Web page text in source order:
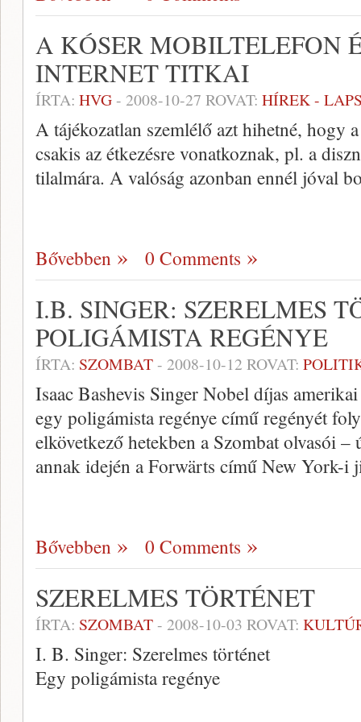
A KÓSER MOBILTELEFON
INTERNET TITKAI
ÍRTA: HVG- 2008-10-27 ROVAT: HÍREK -
A tájékozatlan szemlélő azt hihetné, hogy
csakis az étkezésre vonatkoznak, pl. a
tilalmára. A valóság azonban ennél jóval
Bővebben 0 Comments
I.B. SINGER: SZERELMES
POLIGÁMISTA REGÉNYE
ÍRTA: SZOMBAT- 2008-10-12 ROVAT:
Isaac Bashevis Singer Nobel díjas
egy poligámista regénye című regényét
elkövetkező hetekben a Szombat olvasói
annak idején a Forwärts című New York-
Bővebben 0 Comments
SZERELMES TÖRTÉNET
ÍRTA: SZOMBAT- 2008-10-03 ROVAT:
I. B. Singer: Szerelmes történet
Egy poligámista regénye